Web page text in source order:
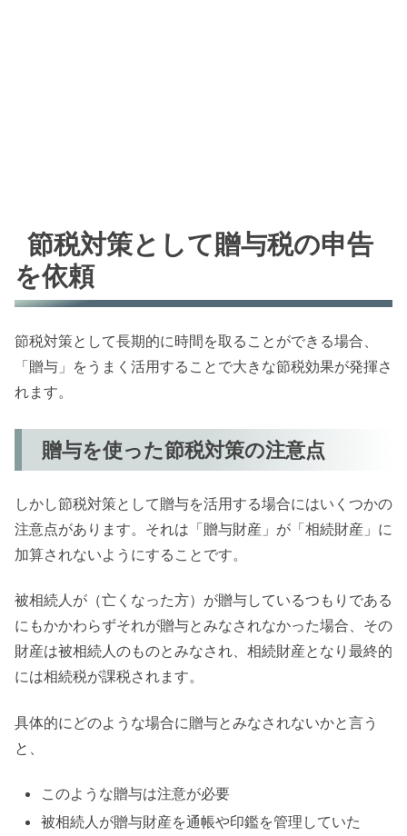
節税対策として贈与税の申告
を依頼
節税対策として長期的に時間を取ることができる場合、
「贈与」をうまく活用することで大きな節税効果が発揮さ
れます。
贈与を使った節税対策の注意点
しかし節税対策として贈与を活用する場合にはいくつかの
注意点があります。それは「贈与財産」が「相続財産」に
加算されないようにすることです。
被相続人が（亡くなった方）が贈与しているつもりである
にもかかわらずそれが贈与とみなされなかった場合、その
財産は被相続人のものとみなされ、相続財産となり最終的
には相続税が課税されます。
具体的にどのような場合に贈与とみなされないかと言う
と、
このような贈与は注意が必要
被相続人が贈与財産を通帳や印鑑を管理していた